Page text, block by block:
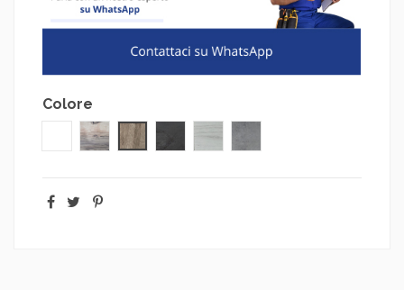
Colore
BiancoBengalaSherwoodOssidoSignal